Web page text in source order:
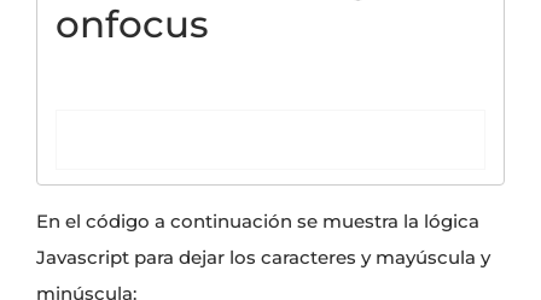
onfocus
En el código a continuación se muestra la lógica
Javascript para dejar los caracteres y mayúscula y
minúscula: